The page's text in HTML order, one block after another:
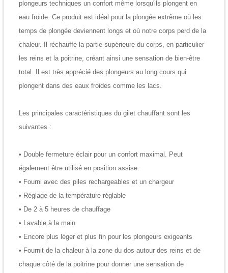
plongeurs techniques un confort même lorsqu'ils plongent en
eau froide. Ce produit est idéal pour la plongée extrême où les
temps de plongée deviennent longs et où notre corps perd de la
chaleur. Il réchauffe la partie supérieure du corps, en particulier
les reins et la poitrine, créant ainsi une sensation de bien-être
total. Il est très apprécié des plongeurs au long cours qui
plongent dans des eaux froides comme les lacs.
Les principales caractéristiques du gilet chauffant sont les
suivantes :
• Double fermeture éclair pour un confort maximal. Peut
également être utilisé en position assise.
• Fourni avec des piles rechargeables et un chargeur
• Réglage de la température réglable
• De 2 à 5 heures de chauffage
• Lavable à la main
• Encore plus léger et plus fin pour les plongeurs exigeants
• Fournit de la chaleur à la zone du dos autour des reins et de
chaque côté de la poitrine pour donner une sensation de